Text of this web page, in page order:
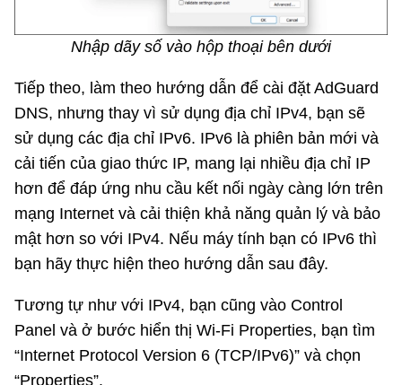
Nhập dãy số vào hộp thoại bên dưới
Tiếp theo, làm theo hướng dẫn để cài đặt AdGuard
DNS, nhưng thay vì sử dụng địa chỉ IPv4, bạn sẽ
sử dụng các địa chỉ IPv6. IPv6 là phiên bản mới và
cải tiến của giao thức IP, mang lại nhiều địa chỉ IP
hơn để đáp ứng nhu cầu kết nối ngày càng lớn trên
mạng Internet và cải thiện khả năng quản lý và bảo
mật hơn so với IPv4. Nếu máy tính bạn có IPv6 thì
bạn hãy thực hiện theo hướng dẫn sau đây.
Tương tự như với IPv4, bạn cũng vào Control
Panel và ở bước hiển thị Wi-Fi Properties, bạn tìm
“Internet Protocol Version 6 (TCP/IPv6)” và chọn
“Properties”.